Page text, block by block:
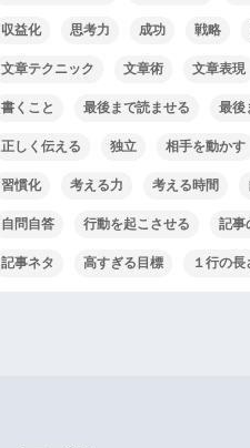
収益化 思考力 成功 戦略
文章テクニック 文章術 文章表現
書くこと 最後まで読ませる 最後
正しく伝える 独立 相手を動かす
習慣化 考える力 考える時間
自問自答 行動を起こさせる 記事
記事ネタ 高すぎる目標 １行の長